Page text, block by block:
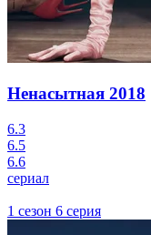
Ненасытная 2018
6.3
6.5
6.6
сериал
1 сезон 6 серия